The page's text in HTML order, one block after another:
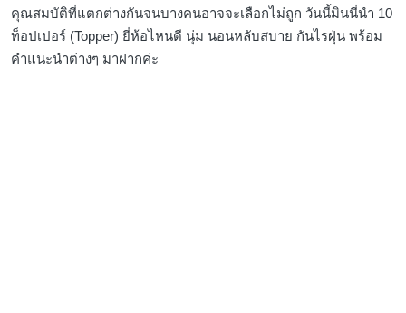
คุณสมบัติที่แตกต่างกันจนบางคนอาจจะเลือกไม่ถูก วันนี้มินนี่นำ 10
ท็อปเปอร์ (Topper) ยี่ห้อไหนดี นุ่ม นอนหลับสบาย กันไรฝุ่น พร้อม
คำแนะนำต่างๆ มาฝากค่ะ